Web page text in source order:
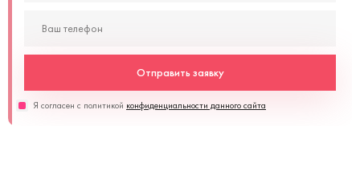
Отправить заявку
Я согласен с политикой конфиденциальности данного сайта